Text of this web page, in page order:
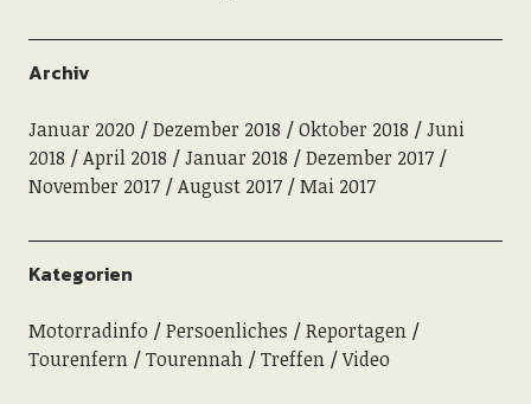
Archiv
Januar 2020 Dezember 2018 Oktober 2018
Juni
2018
April 2018 Januar 2018
Dezember 2017
November 2017
August 2017 Mai 2017
Kategorien
Motorradinfo Persoenliches
Reportagen
Tourenfern
Tourennah Treffen Video